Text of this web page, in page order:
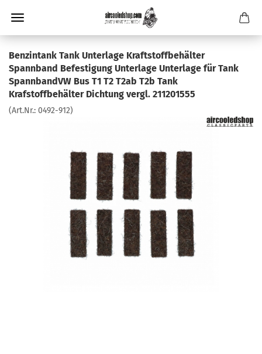
Benzintank Tank Unterlage Kraftstoffbehälter
Spannband Befestigung Unterlage Unterlage für Tank
SpannbandVW Bus T1 T2 T2ab T2b Tank
Krafstoffbehälter Dichtung vergl. 211201555
(Art.Nr.: 0492-912)